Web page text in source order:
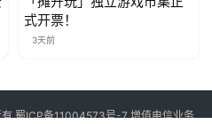
式开票！
3天前
有蜀ICP备11004573号-7增值电信业务